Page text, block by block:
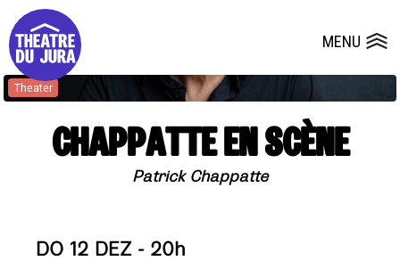
MENU
Presse Dépôts de dossiers
Theater
CHAPPATTE EN SCÈNE
Patrick Chappatte
DO 12 DEZ - 20h